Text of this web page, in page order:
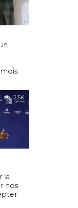
2.5K
la
nos